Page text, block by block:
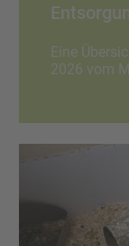
Eine
2026 vom